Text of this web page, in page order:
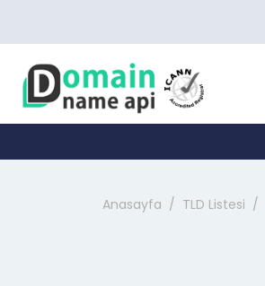
Anasayfa TLD Listesi